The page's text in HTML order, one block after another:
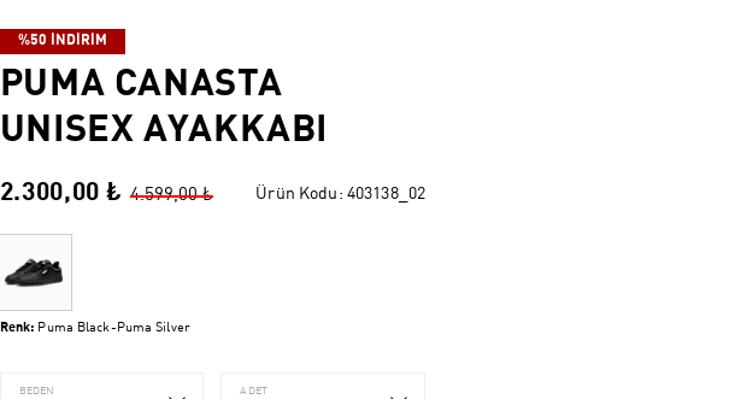
%50 İNDİRİM
PUMA CANASTA
UNISEX AYAKKABI
2.300,00 ₺ 4.599,00 ₺ Ürün Kodu: 403138_02
Renk: Puma Black-Puma Silver
BEDEN ADET